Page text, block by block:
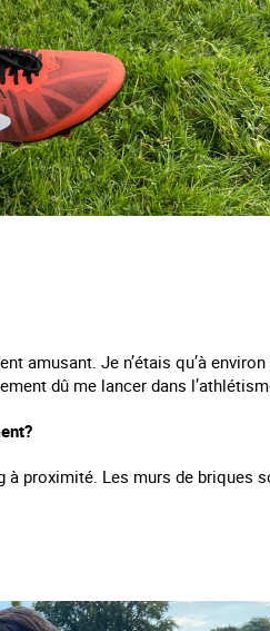
amusant. Je n’étais qu’à
dû me lancer dans
à proximité. Les murs de briques